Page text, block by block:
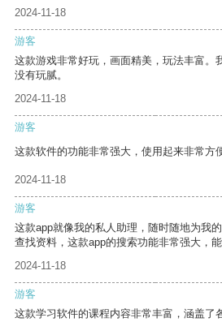
2024-11-18
游客
这款游戏非常好玩，画面精美，玩法丰富。
没有玩腻。
2024-11-18
游客
这款软件的功能非常强大，使用起来非常方
2024-11-18
游客
这款app就像我的私人助理，随时随地为我
查找资料，这款app的搜索功能非常强大，
2024-11-18
游客
这款学习软件的课程内容非常丰富，涵盖了